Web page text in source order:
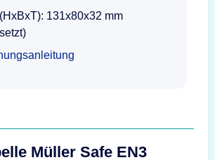
131x80x32 mm
Müller Safe EN3